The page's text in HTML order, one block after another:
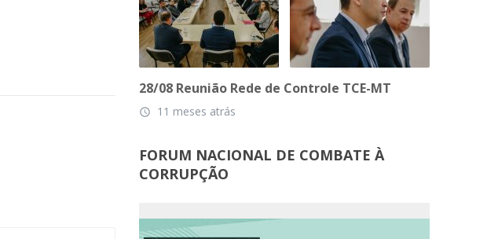
28/08 Reunião Rede de Controle TCE-MT
access_time 11 meses atrás
FORUM NACIONAL DE COMBATE À
CORRUPÇÃO